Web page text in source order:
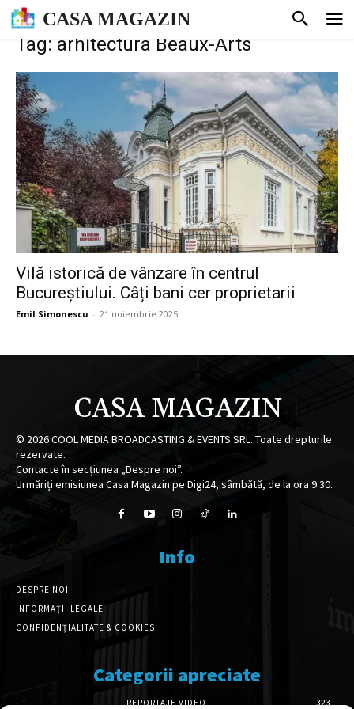
CASA MAGAZIN
Tag: arhitectura Beaux-Arts
Vilă istorică de vânzare în centrul
Bucureștiului. Câți bani cer proprietarii
Emil Simonescu - 21 noiembrie 2025
CASA MAGAZIN
© 2026COOL MEDIA BROADCASTING & EVENTS SRL. Toate drepturile
rezervate.
Contacte în secțiunea „Despre noi”.
Urmăriți emisiunea Casa Magazin pe Digi24, sâmbătă, de la ora 9:30.
Info
DESPRE NOI
INFORMAȚII LEGALE
CONFIDENȚIALITATE & COOKIES
Categorii apreciate
REPORTAJE VIDEO 323